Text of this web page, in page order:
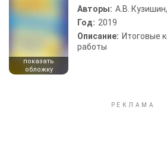
показать
обложку
Авторы: А.В.
Год: 2019
Описание: Итоговые
работы